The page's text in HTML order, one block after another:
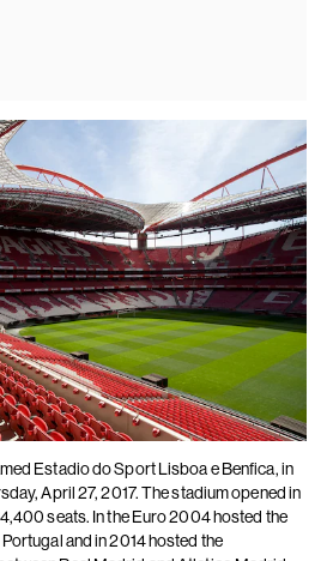
Estadio do Sport Lisboa e Benfica, in
April 27, 2017. The stadium opened in
seats. In the Euro 2004 hosted the
and in 2014 hosted the